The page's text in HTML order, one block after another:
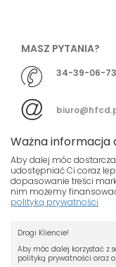
MASZ PYTANIA?
34-39-06-
© HFCD - HF
Ważna
Aby dalej móc
udostępniać Ci coraz
dopasowanie treści
nim możemy
polityką prywatności
Drogi Kliencie!
Aby móc dalej korzystać z
polityką prywatności oraz